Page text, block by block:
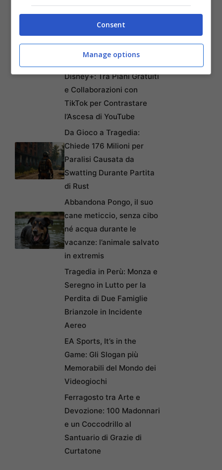
Articoli recentiDisney+: Tra Piani Gratuiti
e Collaborazioni con
TikTok per Contrastare
l’Ascesa di YouTube
Da Gioco a Tragedia:
Chiede 176 Milioni per
Paralisi Causata da
Swatting Durante Partita
di Rust
Abbandona Pongo, il suo
cane meticcio, senza cibo
né acqua durante le
vacanze: l’animale salvato
in extremis
Tragedia in Perù: Monza e
Seregno in Lutto per la
Perdita di Due Famiglie
Brianzole in Incidente
Aereo
EA Sports, It’s in the
Game: Gli Slogan più
Memorabili del Mondo dei
Videogiochi
Ferragosto tra Arte e
Devozione: 100 Madonnari
e un Coccodrillo al
Santuario di Grazie di
Curtatone
Consent
Manage options